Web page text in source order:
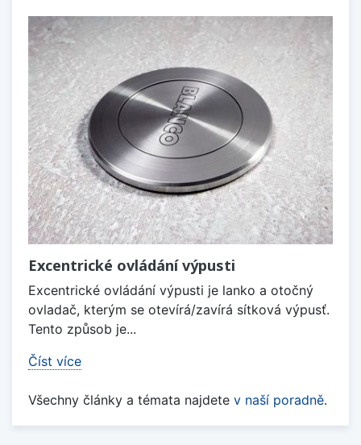
Excentrické ovládání výpusti
Excentrické ovládání výpusti je lanko a otočný
ovladač, kterým se otevírá/zavírá sítková výpusť.
Tento způsob je...
Číst více
Všechny články a témata najdete v naší poradně.